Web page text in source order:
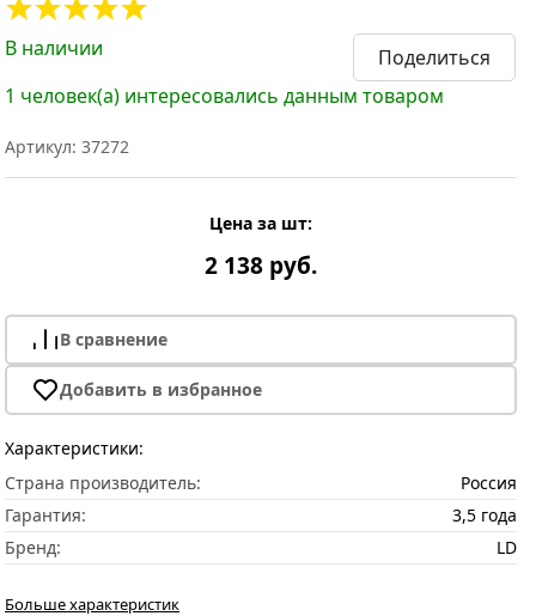
В наличии
Поделиться
1 человек(а) интересовались данным товаром
Артикул: 37272
Цена за шт:
2 138 руб.
В сравнение
Добавить в избранное
Характеристики:
Страна производитель:
Россия
Гарантия:
3,5 года
Бренд:
LD
Больше характеристик